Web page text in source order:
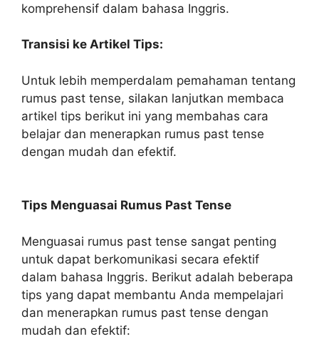
komprehensif dalam bahasa Inggris.
Transisi ke Artikel Tips:
Untuk lebih memperdalam pemahaman tentang
rumus past tense, silakan lanjutkan membaca
artikel tips berikut ini yang membahas cara
belajar dan menerapkan rumus past tense
dengan mudah dan efektif.
Tips Menguasai Rumus Past Tense
Menguasai rumus past tense sangat penting
untuk dapat berkomunikasi secara efektif
dalam bahasa Inggris. Berikut adalah beberapa
tips yang dapat membantu Anda mempelajari
dan menerapkan rumus past tense dengan
mudah dan efektif: